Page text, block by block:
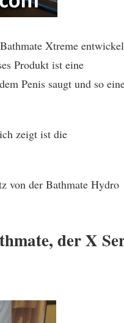
Xtreme
Produkt ist eine
Penis saugt und so
zeigt ist die
von der Bathmate Hydro
der X